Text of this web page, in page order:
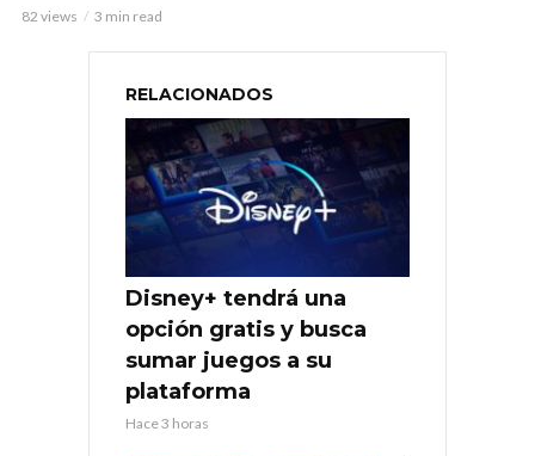
82 views 3 min read
RELACIONADOS
Disney+ tendrá una
opción gratis y busca
sumar juegos a su
plataforma
Hace 3 horas